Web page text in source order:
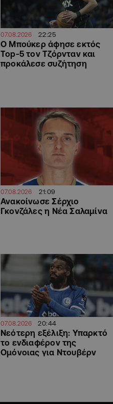
07.08.2026 22:25
Ο Μπούκερ άφησε εκτός
Top-5 τον Τζόρνταν και
προκάλεσε συζήτηση
07.08.2026 21:09
Ανακοίνωσε Σέρχιο
Γκονζάλες η Νέα Σαλαμίνα
07.08.2026 20:44
Νεότερη εξέλιξη: Υπαρκτό
το ενδιαφέρον της
Ομόνοιας για Ντουβέρν